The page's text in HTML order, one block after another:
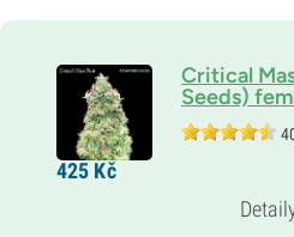
Critical
Seeds)
Rodiče
Critical Mass x Auto
425 Kč